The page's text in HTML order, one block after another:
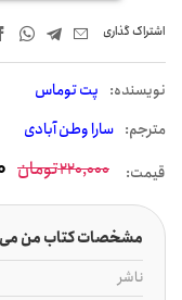
اشتراک‌ گذاری
نويسنده: پت توماس
مترجم: سارا وطن آبادی
قیمت: 220,000تومان
مشخصات کتاب من می
ناشر